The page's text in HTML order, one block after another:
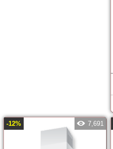
-12% 7,691